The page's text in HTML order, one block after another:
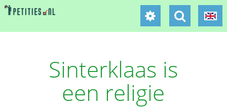
Sinterklaas is
een religie